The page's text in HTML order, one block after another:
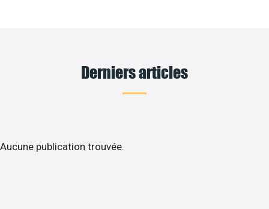
Derniers articles
Aucune publication trouvée.